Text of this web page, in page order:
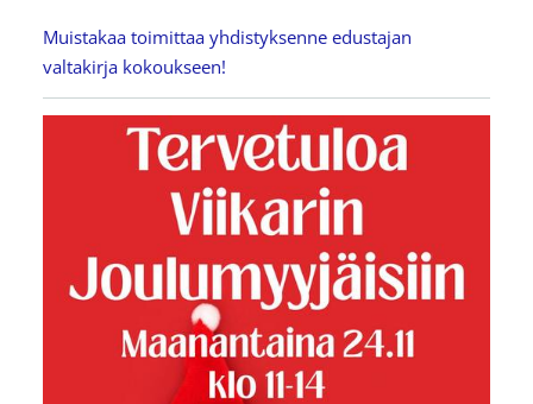
Muistakaa toimittaa yhdistyksenne edustajan
valtakirja kokoukseen!